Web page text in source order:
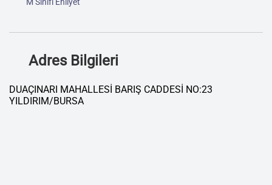
M Sınıfı Ehliyet
Adres Bilgileri
DUAÇINARI MAHALLESİ BARIŞ CADDESİ NO:23
YILDIRIM/BURSA